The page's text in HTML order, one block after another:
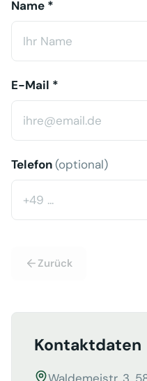
Name *
E-Mail *
Telefon(optional)
Zurück
Kontaktdaten